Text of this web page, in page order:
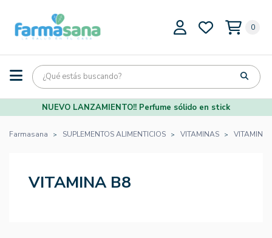
0
NUEVO LANZAMIENTO!! Perfume sólido en stick
Farmasana SUPLEMENTOS ALIMENTICIOS VITAMINAS VITAMINA
VITAMINA B8